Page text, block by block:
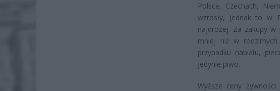
Polsce, Czechach,
wzrosły, jednak to w
najdrożej. Za zakupy w
mniej niż w
przypadku nabiału,
jedynie piwo.
Wyższe ceny